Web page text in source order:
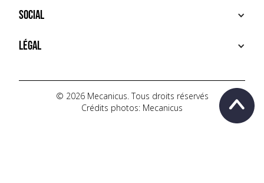
CONTACT
NEWS
VIDÉOS
AUTOPÉDIA
Social
INSTAGRAM
TIKTOK
YOUTUBE
Légal
POLITIQUE DE CONFIDENTIALITÉ
© 2026 Mecanicus. Tous droits réservés
Crédits photos: Mecanicus